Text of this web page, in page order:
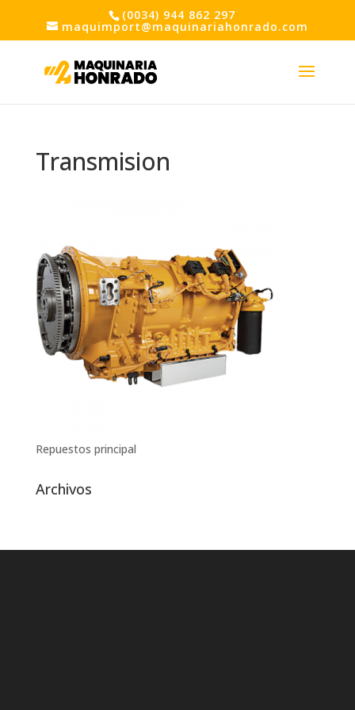
(0034) 944 862 297
maquimport@maquinariahonrado.com
Transmision
Repuestos principal
Archivos